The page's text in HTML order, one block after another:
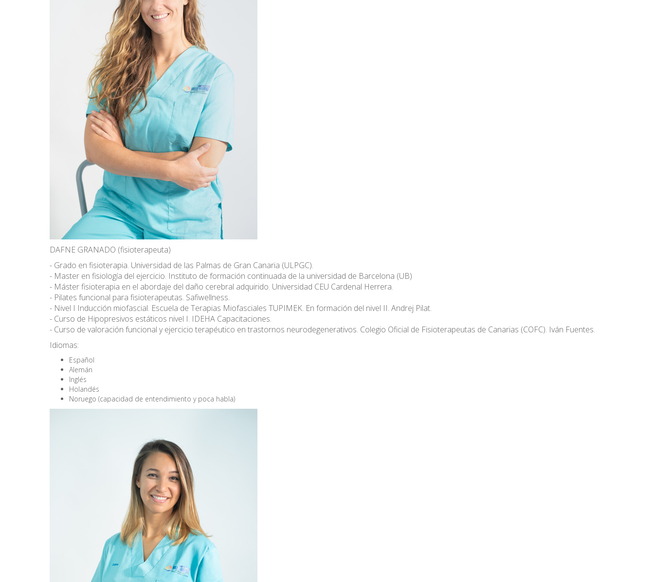
DAFNE GRANADO (fisioterapeuta)
- Grado en fisioterapia. Universidad de las Palmas de Gran Canaria (ULPGC).
- Master en fisiología del ejercicio. Instituto de formación continuada de la universidad de Barcelona (UB)
- Máster fisioterapia en el abordaje del daño cerebral adquirido. Universidad CEU Cardenal Herrera.
- Pilates funcional para fisioterapeutas. Safiwellness.
- Nivel I Inducción miofascial. Escuela de Terapias Miofasciales TUPIMEK. En formación del nivel II. Andrej Pilat.
- Curso de Hipopresivos estáticos nivel I. IDEHA Capacitaciones.
- Curso de valoración funcional y ejercicio terapéutico en trastornos neurodegenerativos. Colegio Oficial de Fisioterapeutas de Canarias (COFC). Iván Fuentes.
Idiomas:
Español
Alemán
Inglés
Holandés
Noruego (capacidad de entendimiento y poca habla)